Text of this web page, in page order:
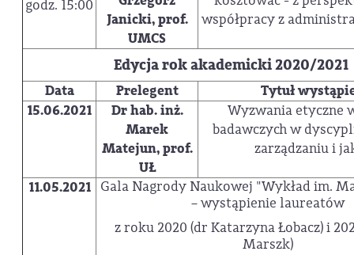
godz. 15:00
Janicki, prof.
UMCS
współpracy z
Edycja rok akademicki 2020/2021
Data Prelegent
Tytuł
15.06.2021
Dr hab. inż.
Marek
Matejun, prof.
UŁ
Wyzwania etyczne
badawczych w
zarządzaniu i
11.05.2021 Gala Nagrody Naukowej "Wykład im.
– wystąpienie laureatów
z roku 2020 (dr Katarzyna Łobacz) i
Marszk)